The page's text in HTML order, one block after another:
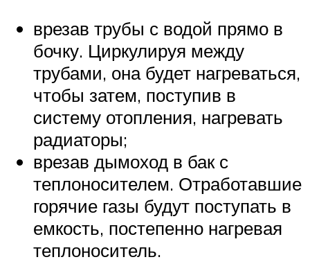
врезав трубы с водой прямо в
бочку. Циркулируя между
трубами, она будет нагреваться,
чтобы затем, поступив в
систему отопления, нагревать
радиаторы;
врезав дымоход в бак с
теплоносителем. Отработавшие
горячие газы будут поступать в
емкость, постепенно нагревая
теплоноситель.